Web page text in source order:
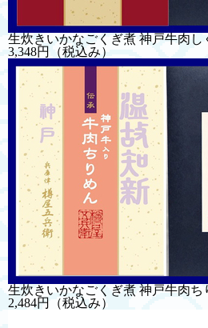
生炊きいかなごくぎ煮 神戸牛肉し
3,348円
（税込み）
生炊きいかなごくぎ煮 神戸牛肉ち
2,484円
（税込み）